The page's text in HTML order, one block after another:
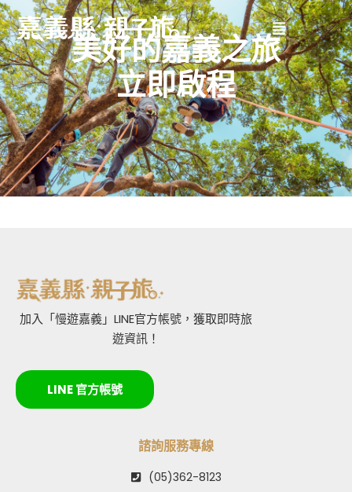
美好的嘉義之旅
立即啟程
加入「慢遊嘉義」LINE官方帳號，獲取即時旅
遊資訊！
LINE 官方帳號
諮詢服務專線
(05)362-8123